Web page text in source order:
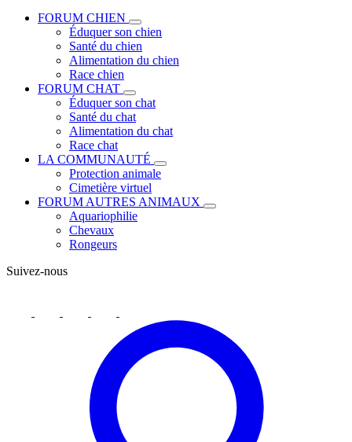
FORUM CHIEN
Éduquer son chien
Santé du chien
Alimentation du chien
Race chien
FORUM CHAT
Éduquer son chat
Santé du chat
Alimentation du chat
Race chat
LA COMMUNAUTÉ
Protection animale
Cimetière virtuel
FORUM AUTRES ANIMAUX
Aquariophilie
Chevaux
Rongeurs
Suivez-nous